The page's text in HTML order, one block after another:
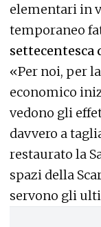
elementari in
temporaneo
settecentesca
«Per noi, per
economico
vedono gli
davvero a
restaurato la
spazi della
servono gli